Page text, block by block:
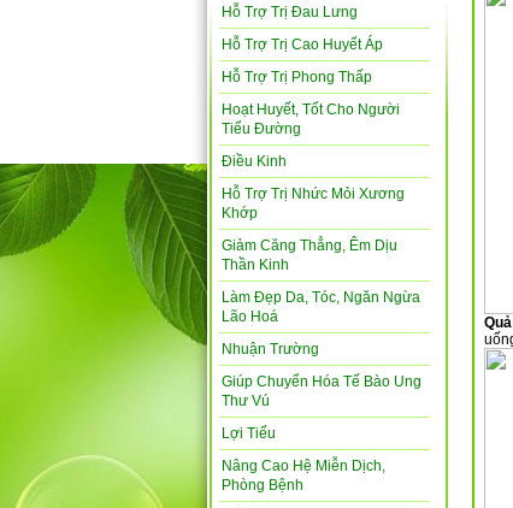
Hỗ Trợ Trị Đau Lưng
Hỗ Trợ Trị Cao Huyết Áp
Hỗ Trợ Trị Phong Thấp
Hoạt Huyết, Tốt Cho Người
Tiểu Đường
Điều Kinh
Hỗ Trợ Trị Nhức Mỏi Xương
Khớp
Giảm Căng Thẳng, Êm Dịu
Thần Kinh
Làm Đẹp Da, Tóc, Ngăn Ngừa
Lão Hoá
Nhuận Trường
Giúp Chuyển Hóa Tế Bào Ung
Thư Vú
Lợi Tiểu
Nâng Cao Hệ Miễn Dịch,
Phòng Bệnh